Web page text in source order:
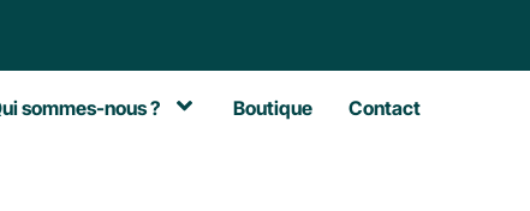
sommes-nous ? Boutique Contact